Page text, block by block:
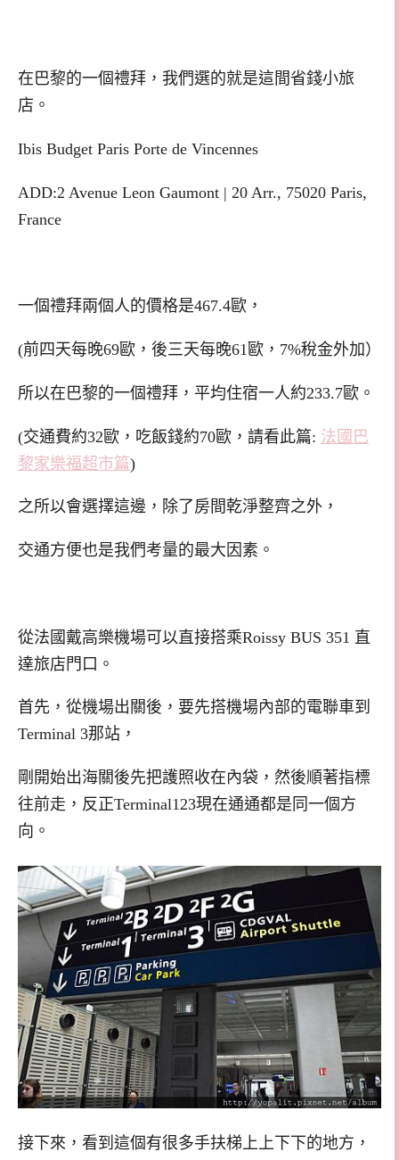
在巴黎的一個禮拜，我們選的就是這間省錢小旅
店。
Ibis Budget Paris Porte de Vincennes
ADD:2 Avenue Leon Gaumont | 20 Arr., 75020 Paris,
France
一個禮拜兩個人的價格是467.4歐，
(前四天每晚69歐，後三天每晚61歐，7%稅金外加）
所以在巴黎的一個禮拜，平均住宿一人約233.7歐。
(交通費約32歐，吃飯錢約70歐，請看此篇: 法國巴
黎家樂福超市篇)
之所以會選擇這邊，除了房間乾淨整齊之外，
交通方便也是我們考量的最大因素。
從法國戴高樂機場可以直接搭乘Roissy BUS 351 直
達旅店門口。
首先，從機場出關後，要先搭機場內部的電聯車到
Terminal 3那站，
剛開始出海關後先把護照收在內袋，然後順著指標
往前走，反正Terminal123現在通通都是同一個方
向。
接下來，看到這個有很多手扶梯上上下下的地方，